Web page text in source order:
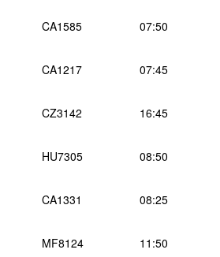
CA1585 07:50
CA1217 07:45
CZ3142 16:45
HU7305 08:50
CA1331 08:25
MF8124 11:50